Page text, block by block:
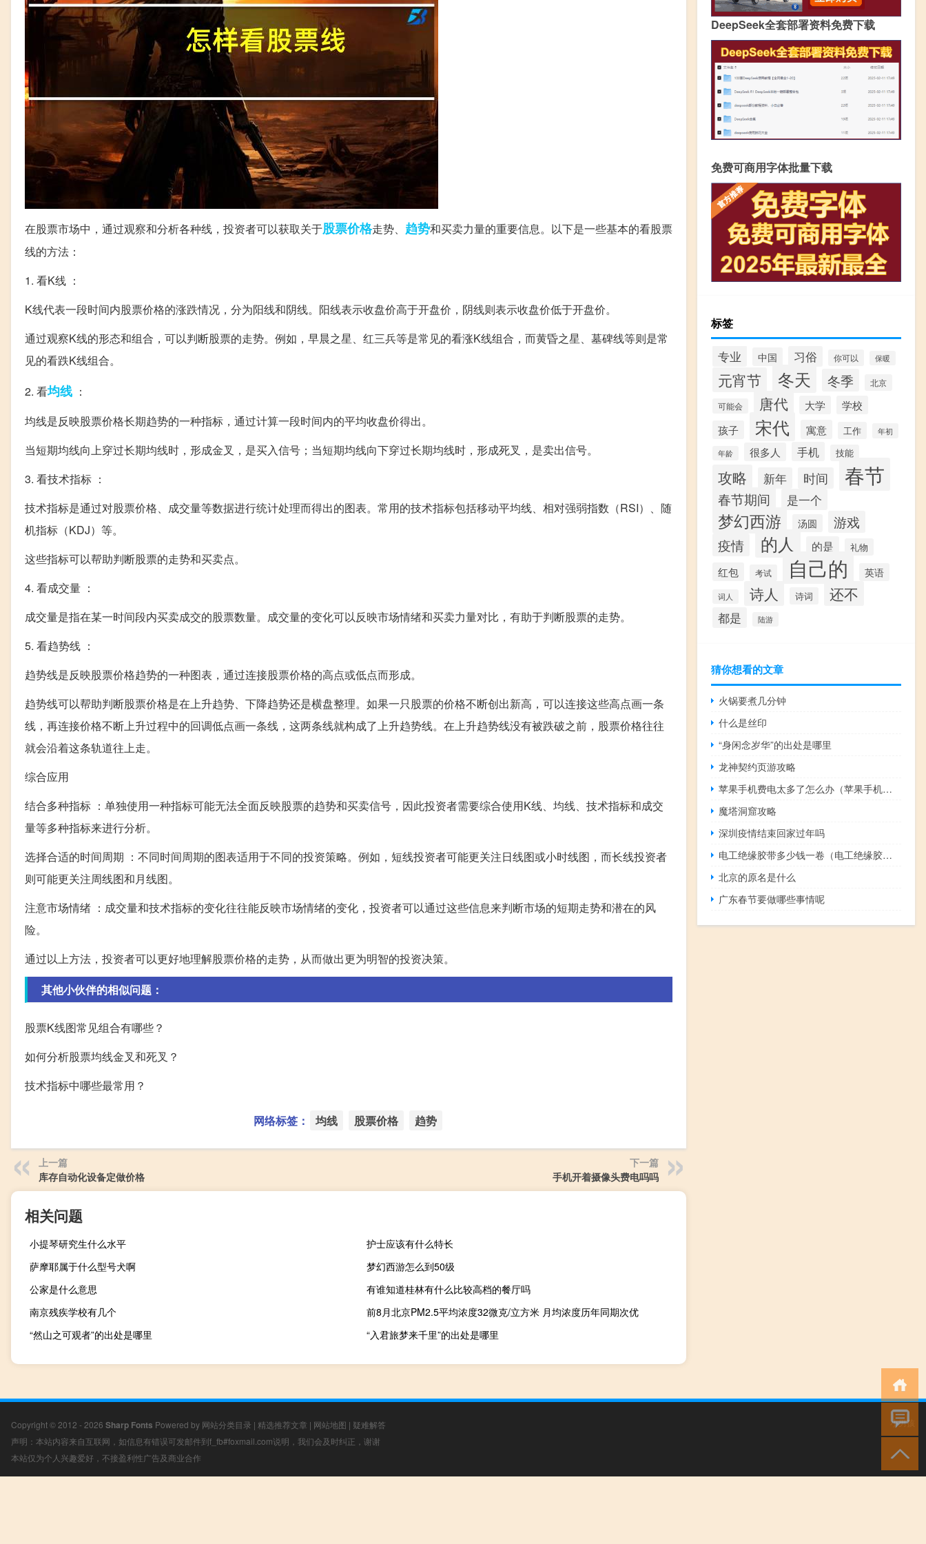
在股票市场中，通过观察和分析各种线，投资者可以获取关于股票价格走势、 趋势和买卖力量的重要信息。以下是一些基本的看股票
线的方法：
1. 看K线 ：
K线代表一段时间内股票价格的涨跌情况，分为阳线和阴线。阳线表示收盘价高于开盘价，阴线则表示收盘价低于开盘价。
通过观察K线的形态和组合，可以判断股票的走势。例如，早晨之星、红三兵等是常见的看涨K线组合，而黄昏之星、墓碑线等则是常
见的看跌K线组合。
2. 看均线 ：
均线是反映股票价格长期趋势的一种指标，通过计算一段时间内的平均收盘价得出。
当短期均线向上穿过长期均线时，形成金叉，是买入信号；当短期均线向下穿过长期均线时，形成死叉，是卖出信号。
3. 看技术指标 ：
技术指标是通过对股票价格、成交量等数据进行统计处理而得出的图表。常用的技术指标包括移动平均线、相对强弱指数（RSI）、随
机指标（KDJ）等。
这些指标可以帮助判断股票的走势和买卖点。
4. 看成交量 ：
成交量是指在某一时间段内买卖成交的股票数量。成交量的变化可以反映市场情绪和买卖力量对比，有助于判断股票的走势。
5. 看趋势线 ：
趋势线是反映股票价格趋势的一种图表，通过连接股票价格的高点或低点而形成。
趋势线可以帮助判断股票价格是在上升趋势、下降趋势还是横盘整理。如果一只股票的价格不断创出新高，可以连接这些高点画一条
线，再连接价格不断上升过程中的回调低点画一条线，这两条线就构成了上升趋势线。在上升趋势线没有被跌破之前，股票价格往往
就会沿着这条轨道往上走。
综合应用
结合多种指标 ：单独使用一种指标可能无法全面反映股票的趋势和买卖信号，因此投资者需要综合使用K线、均线、技术指标和成交
量等多种指标来进行分析。
选择合适的时间周期 ：不同时间周期的图表适用于不同的投资策略。例如，短线投资者可能更关注日线图或小时线图，而长线投资者
则可能更关注周线图和月线图。
注意市场情绪 ：成交量和技术指标的变化往往能反映市场情绪的变化，投资者可以通过这些信息来判断市场的短期走势和潜在的风
险。
通过以上方法，投资者可以更好地理解股票价格的走势，从而做出更为明智的投资决策。
其他小伙伴的相似问题：
股票K线图常见组合有哪些？
如何分析股票均线金叉和死叉？
技术指标中哪些最常用？
网络标签： 均线 股票价格 趋势
上一篇
库存自动化设备定做价格
下一篇
手机开着摄像头费电吗吗
相关问题
小提琴研究生什么水平
护士应该有什么特长
萨摩耶属于什么型号犬啊
梦幻西游怎么到50级
公家是什么意思
有谁知道桂林有什么比较高档的餐厅吗
南京残疾学校有几个
前8月北京PM2.5平均浓度32微克/立方米 月均浓度历年同期次优
“然山之可观者”的出处是哪里
“入君旅梦来千里”的出处是哪里
DeepSeek全套部署资料免费下载
免费可商用字体批量下载
标签
专业 中国 习俗 你可以 保暖
元宵节 冬天 冬季 北京
可能会 唐代 大学
学校
孩子
宋代 寓意 工作 年初
年龄 很多人 手机 技能
攻略 新年 时间 春节
春节期间 是一个
梦幻西游 汤圆 游戏
疫情 的人 的是 礼物
红包 考试 自己的 英语
词人 诗人 诗词 还不
都是 陆游
猜你想看的文章
火锅要煮几分钟
什么是丝印
“身闲念岁华”的出处是哪里
龙神契约页游攻略
苹果手机费电太多了怎么办（苹果手机费电怎么办）
魔塔洞窟攻略
深圳疫情结束回家过年吗
电工绝缘胶带多少钱一卷（电工绝缘胶带）
北京的原名是什么
广东春节要做哪些事情呢
Copyright © 2012 - 2026 Sharp Fonts Powered by 网站分类目录 | 精选推荐文章 | 网站地图 | 疑难解答
声明：本站内容来自互联网，如信息有错误可发邮件到f_fb#foxmail.com说明，我们会及时纠正，谢谢
本站仅为个人兴趣爱好，不接盈利性广告及商业合作
小男孩